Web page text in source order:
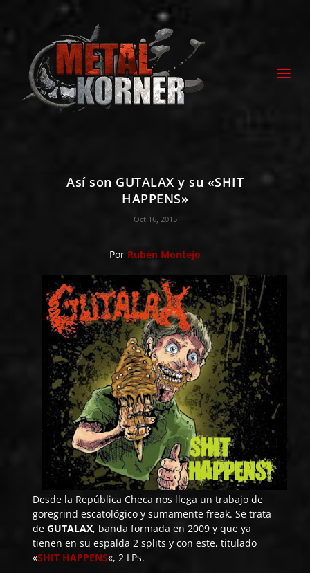
Así son GUTALAX y su «SHIT
HAPPENS»
Oct 16, 2015
Por Rubén Montejo
Desde la República Checa nos llega un trabajo de
goregrind escatológico y sumamente freak. Se trata
deGUTALAX, banda formada en 2009 y que ya
tienen en su espalda 2 splits y con este, titulado
«SHIT HAPPENS«, 2 LPs.